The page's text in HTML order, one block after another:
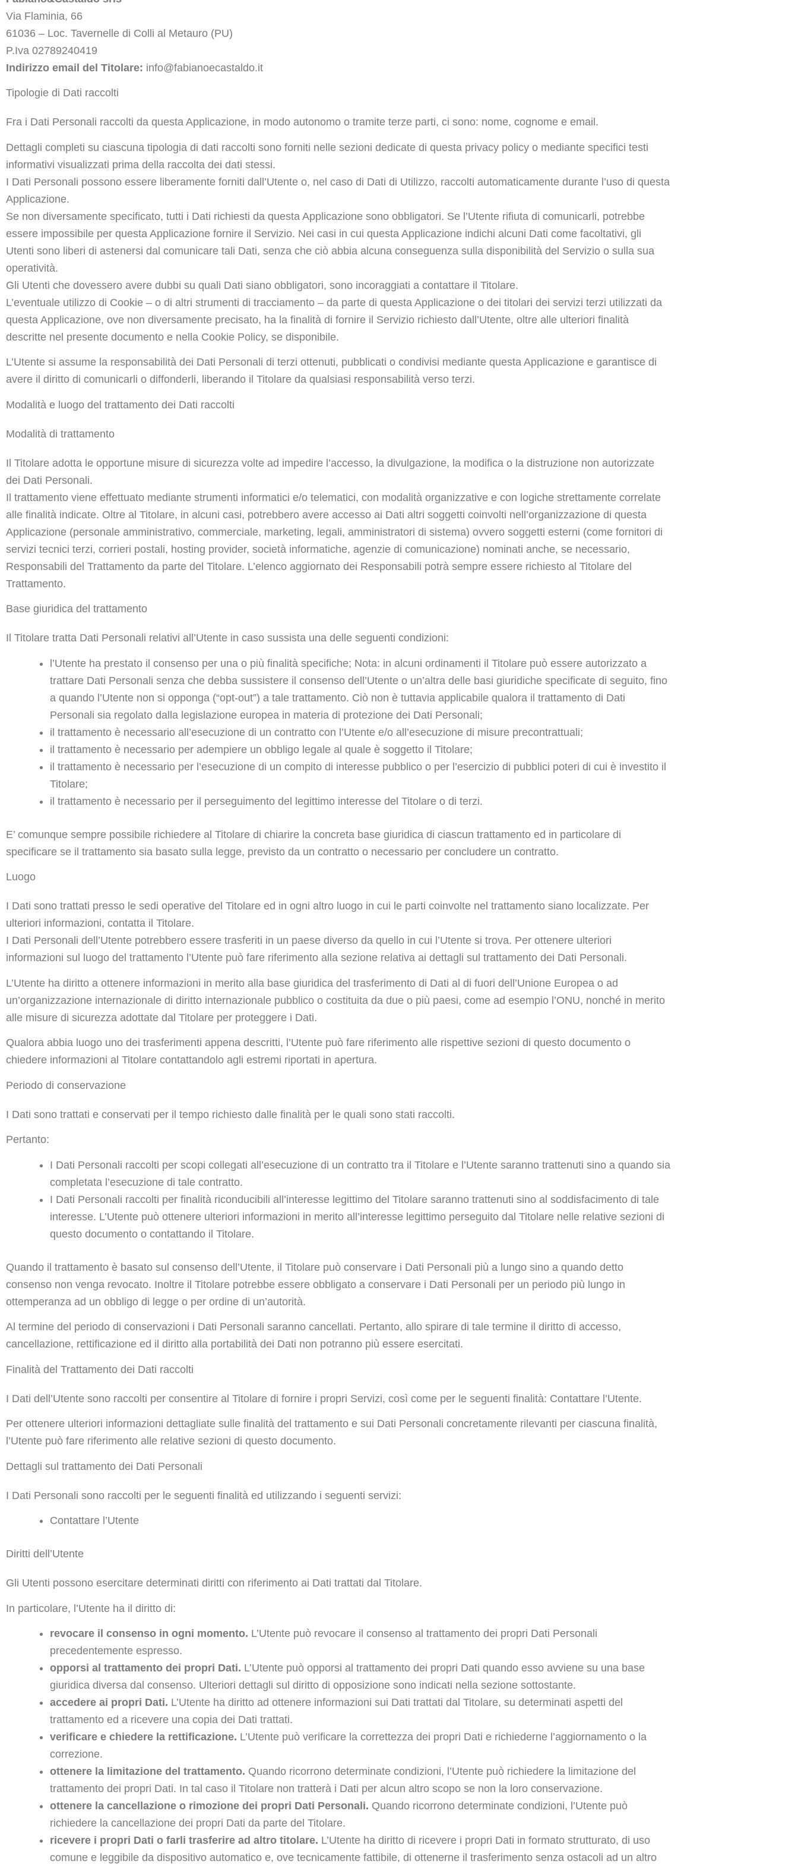
Via Flaminia, 66
61036 – Loc. Tavernelle di Colli al Metauro (PU)
P.Iva 02789240419
Indirizzo email del Titolare: info@fabianoecastaldo.it
Tipologie di Dati raccolti
Fra i Dati Personali raccolti da questa Applicazione, in modo autonomo o tramite terze parti, ci sono: nome, cognome e email.
Dettagli completi su ciascuna tipologia di dati raccolti sono forniti nelle sezioni dedicate di questa privacy policy o mediante specifici testi
informativi visualizzati prima della raccolta dei dati stessi.
I Dati Personali possono essere liberamente forniti dall’Utente o, nel caso di Dati di Utilizzo, raccolti automaticamente durante l’uso di questa
Applicazione.
Se non diversamente specificato, tutti i Dati richiesti da questa Applicazione sono obbligatori. Se l’Utente rifiuta di comunicarli, potrebbe
essere impossibile per questa Applicazione fornire il Servizio. Nei casi in cui questa Applicazione indichi alcuni Dati come facoltativi, gli
Utenti sono liberi di astenersi dal comunicare tali Dati, senza che ciò abbia alcuna conseguenza sulla disponibilità del Servizio o sulla sua
operatività.
Gli Utenti che dovessero avere dubbi su quali Dati siano obbligatori, sono incoraggiati a contattare il Titolare.
L’eventuale utilizzo di Cookie – o di altri strumenti di tracciamento – da parte di questa Applicazione o dei titolari dei servizi terzi utilizzati da
questa Applicazione, ove non diversamente precisato, ha la finalità di fornire il Servizio richiesto dall’Utente, oltre alle ulteriori finalità
descritte nel presente documento e nella Cookie Policy, se disponibile.
L’Utente si assume la responsabilità dei Dati Personali di terzi ottenuti, pubblicati o condivisi mediante questa Applicazione e garantisce di
avere il diritto di comunicarli o diffonderli, liberando il Titolare da qualsiasi responsabilità verso terzi.
Modalità e luogo del trattamento dei Dati raccolti
Modalità di trattamento
Il Titolare adotta le opportune misure di sicurezza volte ad impedire l’accesso, la divulgazione, la modifica o la distruzione non autorizzate
dei Dati Personali.
Il trattamento viene effettuato mediante strumenti informatici e/o telematici, con modalità organizzative e con logiche strettamente correlate
alle finalità indicate. Oltre al Titolare, in alcuni casi, potrebbero avere accesso ai Dati altri soggetti coinvolti nell’organizzazione di questa
Applicazione (personale amministrativo, commerciale, marketing, legali, amministratori di sistema) ovvero soggetti esterni (come fornitori di
servizi tecnici terzi, corrieri postali, hosting provider, società informatiche, agenzie di comunicazione) nominati anche, se necessario,
Responsabili del Trattamento da parte del Titolare. L’elenco aggiornato dei Responsabili potrà sempre essere richiesto al Titolare del
Trattamento.
Base giuridica del trattamento
Il Titolare tratta Dati Personali relativi all’Utente in caso sussista una delle seguenti condizioni:
l’Utente ha prestato il consenso per una o più finalità specifiche; Nota: in alcuni ordinamenti il Titolare può essere autorizzato a
trattare Dati Personali senza che debba sussistere il consenso dell’Utente o un’altra delle basi giuridiche specificate di seguito, fino
a quando l’Utente non si opponga (“opt-out”) a tale trattamento. Ciò non è tuttavia applicabile qualora il trattamento di Dati
Personali sia regolato dalla legislazione europea in materia di protezione dei Dati Personali;
il trattamento è necessario all’esecuzione di un contratto con l’Utente e/o all’esecuzione di misure precontrattuali;
il trattamento è necessario per adempiere un obbligo legale al quale è soggetto il Titolare;
il trattamento è necessario per l’esecuzione di un compito di interesse pubblico o per l’esercizio di pubblici poteri di cui è investito il
Titolare;
il trattamento è necessario per il perseguimento del legittimo interesse del Titolare o di terzi.
E’ comunque sempre possibile richiedere al Titolare di chiarire la concreta base giuridica di ciascun trattamento ed in particolare di
specificare se il trattamento sia basato sulla legge, previsto da un contratto o necessario per concludere un contratto.
Luogo
I Dati sono trattati presso le sedi operative del Titolare ed in ogni altro luogo in cui le parti coinvolte nel trattamento siano localizzate. Per
ulteriori informazioni, contatta il Titolare.
I Dati Personali dell’Utente potrebbero essere trasferiti in un paese diverso da quello in cui l’Utente si trova. Per ottenere ulteriori
informazioni sul luogo del trattamento l’Utente può fare riferimento alla sezione relativa ai dettagli sul trattamento dei Dati Personali.
L’Utente ha diritto a ottenere informazioni in merito alla base giuridica del trasferimento di Dati al di fuori dell’Unione Europea o ad
un’organizzazione internazionale di diritto internazionale pubblico o costituita da due o più paesi, come ad esempio l’ONU, nonché in merito
alle misure di sicurezza adottate dal Titolare per proteggere i Dati.
Qualora abbia luogo uno dei trasferimenti appena descritti, l’Utente può fare riferimento alle rispettive sezioni di questo documento o
chiedere informazioni al Titolare contattandolo agli estremi riportati in apertura.
Periodo di conservazione
I Dati sono trattati e conservati per il tempo richiesto dalle finalità per le quali sono stati raccolti.
Pertanto:
I Dati Personali raccolti per scopi collegati all’esecuzione di un contratto tra il Titolare e l’Utente saranno trattenuti sino a quando sia
completata l’esecuzione di tale contratto.
I Dati Personali raccolti per finalità riconducibili all’interesse legittimo del Titolare saranno trattenuti sino al soddisfacimento di tale
interesse. L’Utente può ottenere ulteriori informazioni in merito all’interesse legittimo perseguito dal Titolare nelle relative sezioni di
questo documento o contattando il Titolare.
Quando il trattamento è basato sul consenso dell’Utente, il Titolare può conservare i Dati Personali più a lungo sino a quando detto
consenso non venga revocato. Inoltre il Titolare potrebbe essere obbligato a conservare i Dati Personali per un periodo più lungo in
ottemperanza ad un obbligo di legge o per ordine di un’autorità.
Al termine del periodo di conservazioni i Dati Personali saranno cancellati. Pertanto, allo spirare di tale termine il diritto di accesso,
cancellazione, rettificazione ed il diritto alla portabilità dei Dati non potranno più essere esercitati.
Finalità del Trattamento dei Dati raccolti
I Dati dell’Utente sono raccolti per consentire al Titolare di fornire i propri Servizi, così come per le seguenti finalità: Contattare l’Utente.
Per ottenere ulteriori informazioni dettagliate sulle finalità del trattamento e sui Dati Personali concretamente rilevanti per ciascuna finalità,
l’Utente può fare riferimento alle relative sezioni di questo documento.
Dettagli sul trattamento dei Dati Personali
I Dati Personali sono raccolti per le seguenti finalità ed utilizzando i seguenti servizi:
Contattare l’Utente
Diritti dell’Utente
Gli Utenti possono esercitare determinati diritti con riferimento ai Dati trattati dal Titolare.
In particolare, l’Utente ha il diritto di:
revocare il consenso in ogni momento. L’Utente può revocare il consenso al trattamento dei propri Dati Personali
precedentemente espresso.
opporsi al trattamento dei propri Dati. L’Utente può opporsi al trattamento dei propri Dati quando esso avviene su una base
giuridica diversa dal consenso. Ulteriori dettagli sul diritto di opposizione sono indicati nella sezione sottostante.
accedere ai propri Dati. L’Utente ha diritto ad ottenere informazioni sui Dati trattati dal Titolare, su determinati aspetti del
trattamento ed a ricevere una copia dei Dati trattati.
verificare e chiedere la rettificazione. L’Utente può verificare la correttezza dei propri Dati e richiederne l’aggiornamento o la
correzione.
ottenere la limitazione del trattamento. Quando ricorrono determinate condizioni, l’Utente può richiedere la limitazione del
trattamento dei propri Dati. In tal caso il Titolare non tratterà i Dati per alcun altro scopo se non la loro conservazione.
ottenere la cancellazione o rimozione dei propri Dati Personali. Quando ricorrono determinate condizioni, l’Utente può
richiedere la cancellazione dei propri Dati da parte del Titolare.
ricevere i propri Dati o farli trasferire ad altro titolare. L’Utente ha diritto di ricevere i propri Dati in formato strutturato, di uso
comune e leggibile da dispositivo automatico e, ove tecnicamente fattibile, di ottenerne il trasferimento senza ostacoli ad un altro